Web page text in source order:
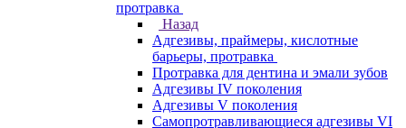
протравка
Назад
Адгезивы, праймеры, кислотные
барьеры, протравка
Протравка для дентина и эмали зубов
Адгезивы IV поколения
Адгезивы V поколения
Самопротравливающиеся адгезивы VI